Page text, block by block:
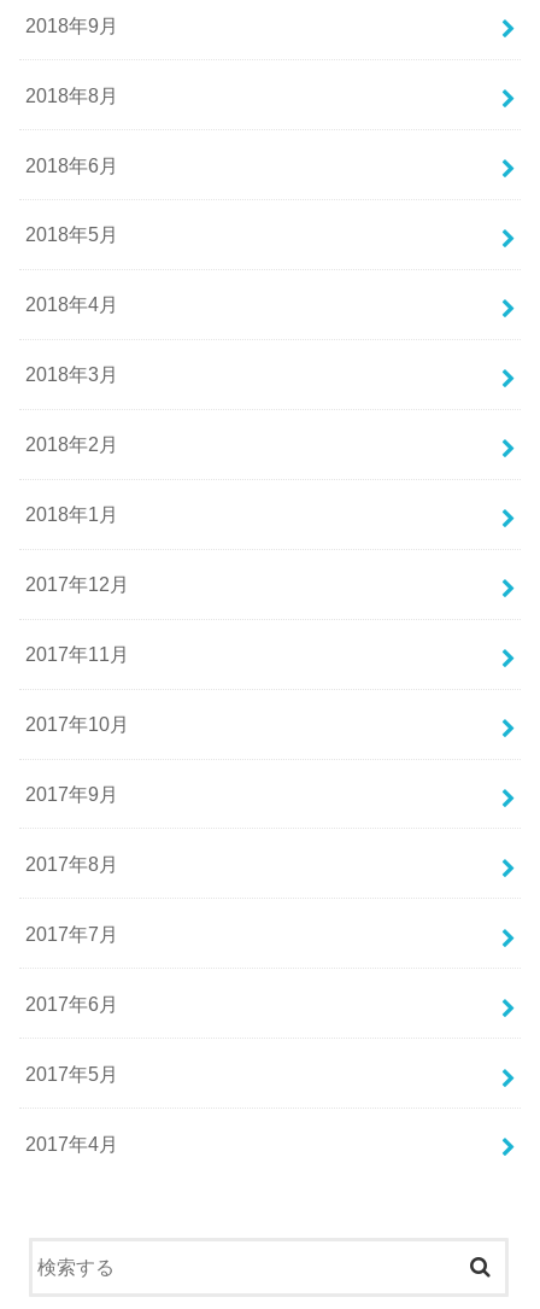
2018年9月
2018年8月
2018年6月
2018年5月
2018年4月
2018年3月
2018年2月
2018年1月
2017年12月
2017年11月
2017年10月
2017年9月
2017年8月
2017年7月
2017年6月
2017年5月
2017年4月